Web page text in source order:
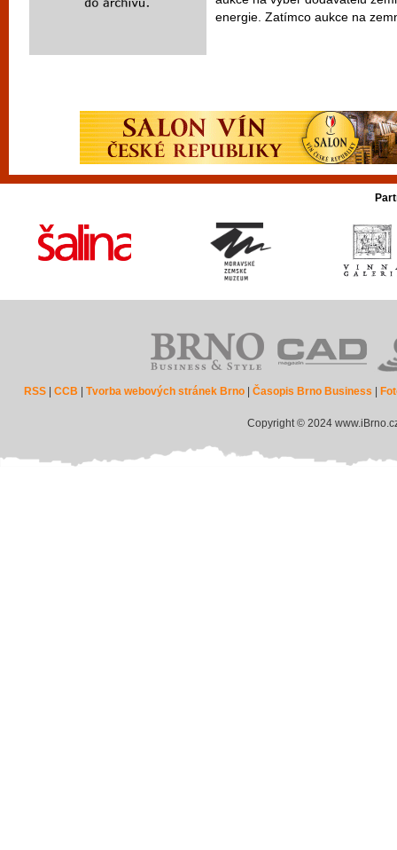
energie. Zatímco aukce na
RSS |CCB |Tvorba webových stránek Brno |Časopis Brno Business
Copyright © 2024